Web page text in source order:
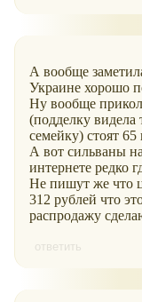
А вообще
Украине хорошо
Ну вообще
(подделку видела
семейку) стоят 65
А вот сильваны
интернете редко
Не пишут же что
312 рублей что
распродажу
ответить